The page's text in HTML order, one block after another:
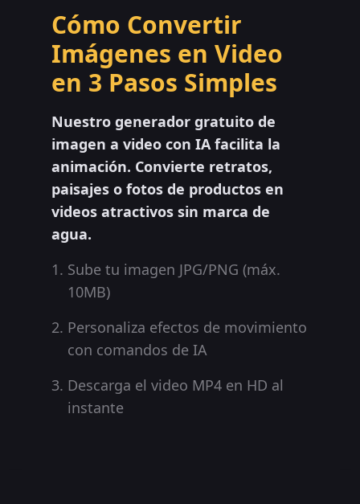
Cómo Convertir
Imágenes en Video
en 3 Pasos Simples
Nuestro generador gratuito de
imagen a video con IA facilita la
animación. Convierte retratos,
paisajes o fotos de productos en
videos atractivos sin marca de
agua.
Sube tu imagen JPG/PNG (máx.
10MB)
Personaliza efectos de movimiento
con comandos de IA
Descarga el video MP4 en HD al
instante